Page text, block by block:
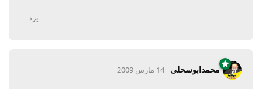
يرد
محمدابوسحلى 14 مارس 2009